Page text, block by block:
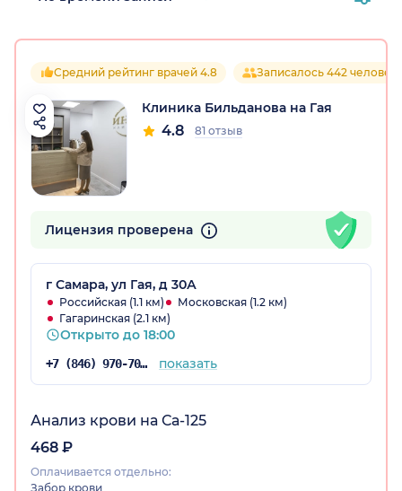
Средний рейтинг врачей 4.8 Записалось 442
Клиника Бильданова на Гая
4.8 81 отзыв
Лицензия проверена
г Самара, ул Гая, д 30А
Российская (1.1 км)
Московская (1.2 км)
Гагаринская (2.1 км)
Открыто до 18:00
+7 (846) 970-70-92 показать
Анализ крови на Са-125
468 ₽
Оплачивается отдельно:
Забор крови